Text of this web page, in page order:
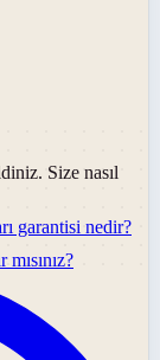
Size nasıl
garantisi nedir?